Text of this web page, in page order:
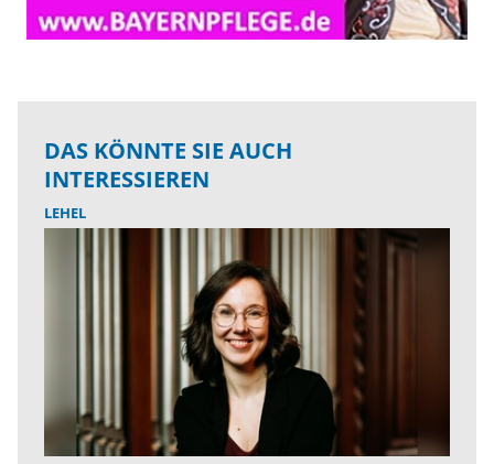
DAS KÖNNTE SIE AUCH
INTERESSIEREN
LEHEL